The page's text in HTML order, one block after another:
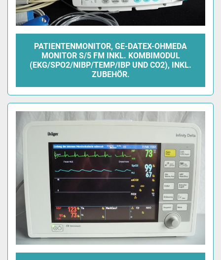
PATIENTENMONITOR, GE-DATEX-OHMEDA
MONITOR S/5 FM INKL. KOMBIMODUL
(EKG/SPO2/NIBP/TEMP/IBP UND CO2), INKL.
ZUBEHÖR.